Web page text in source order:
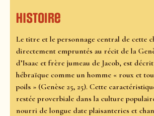
Histoire
Le titre et le personnage central de cette
directement empruntés au récit de la
d’Isaac et frère jumeau de Jacob, est
hébraïque comme un homme « roux et
poils » (Genèse 25, 25). Cette
restée proverbiale dans la culture
nourri de longue date plaisanteries et